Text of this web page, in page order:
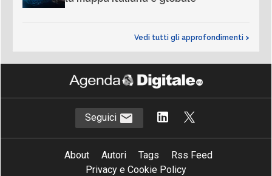
Vedi tutti gli approfondimenti >
Seguici
About Autori Tags
Rss Feed
Privacy e Cookie Policy